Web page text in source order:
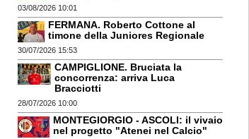
03/08/2026 10:01
FERMANA. Roberto Cottone al
timone della Juniores Regionale
30/07/2026 15:53
CAMPIGLIONE. Bruciata la
concorrenza: arriva Luca
Bracciotti
28/07/2026 10:00
MONTEGIORGIO - ASCOLI: il vivaio
nel progetto "Atenei nel Calcio"